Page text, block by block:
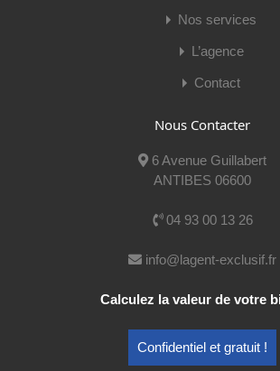
Cédric Anacleto
Mobile: 06 66 56 94 76
Voir mes publications
Nos services
L’agence
Contact
Nous Contacter
6 Avenue Guillabert
ANTIBES 06600
04 93 00 13 26
info@lagent-exclusif.fr
Calculez la valeur de votre
Confidentiel et gratuit !